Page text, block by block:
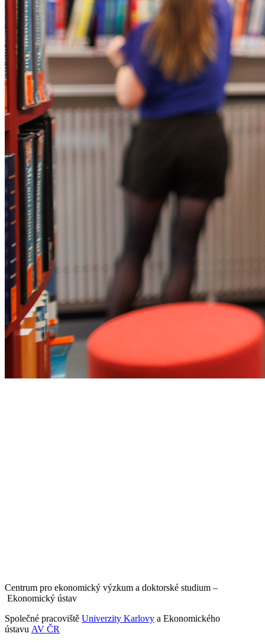
Centrum pro ekonomický výzkum a doktorské studium –
Ekonomický ústav
Společné pracoviště Univerzity Karlovy a Ekonomického
ústavu AV ČR